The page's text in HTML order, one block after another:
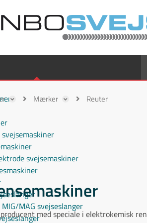
svejsemaskiner
MAG svejseslanger
Mærker Reuter
med speciale i elektrokemisk